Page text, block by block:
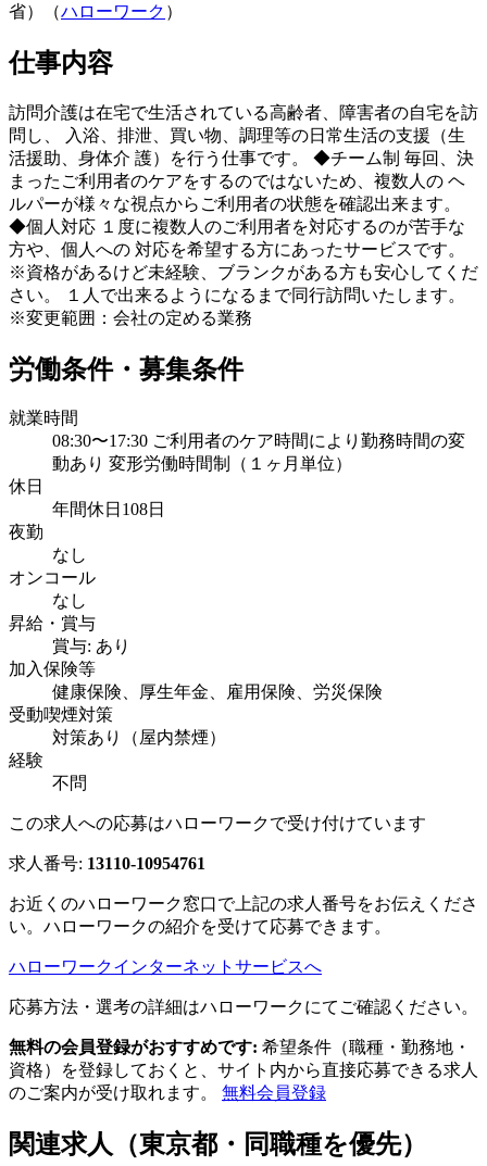
省）（ハローワーク ）
仕事内容
訪問介護は在宅で生活されている高齢者、障害者の自宅を訪
問し、 入浴、排泄、買い物、調理等の日常生活の支援（生
活援助、身体介 護）を行う仕事です。 ◆チーム制 毎回、決
まったご利用者のケアをするのではないため、複数人の ヘ
ルパーが様々な視点からご利用者の状態を確認出来ます。
◆個人対応 １度に複数人のご利用者を対応するのが苦手な
方や、個人への 対応を希望する方にあったサービスです。
※資格があるけど未経験、ブランクがある方も安心してくだ
さい。 １人で出来るようになるまで同行訪問いたします。
※変更範囲：会社の定める業務
労働条件・募集条件
就業時間
08:30〜17:30 ご利用者のケア時間により勤務時間の変
動あり 変形労働時間制（１ヶ月単位）
休日
年間休日108日
夜勤
なし
オンコール
なし
昇給・賞与
賞与: あり
加入保険等
健康保険、厚生年金、雇用保険、労災保険
受動喫煙対策
対策あり（屋内禁煙）
経験
不問
この求人への応募はハローワークで受け付けています
求人番号: 13110-10954761
お近くのハローワーク窓口で上記の求人番号をお伝えくださ
い。ハローワークの紹介を受けて応募できます。
ハローワークインターネットサービスへ
応募方法・選考の詳細はハローワークにてご確認ください。
無料の会員登録がおすすめです: 希望条件（職種・勤務地・
資格）を登録しておくと、サイト内から直接応募できる求人
のご案内が受け取れます。 無料会員登録
関連求人（東京都・同職種を優先）